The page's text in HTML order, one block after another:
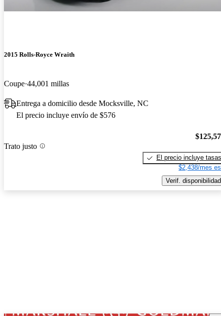
2015 Rolls-Royce Wraith
Coupe 44,001 millas
Entrega a domicilio desde Mocksville, NC
El precio incluye envío de $576
Trato justo
El precio incluye tasas
$2,438/mes
Verif. disponibilidad